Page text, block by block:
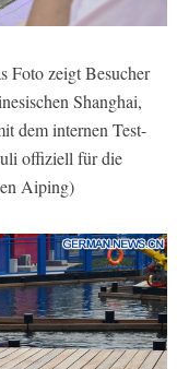
zeigt Besucher
Shanghai,
dem internen Test-
offiziell für die
Aiping)